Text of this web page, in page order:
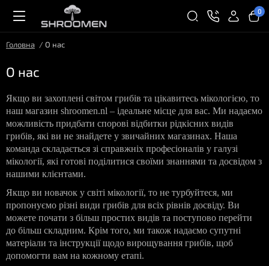
0
Головна О нас
О нас
Якщо ви захоплені світом грибів та цікавитесь мікологією, то
наш магазин shroomen.nl – ідеальне місце для вас. Ми надаємо
можливість придбати спорові відбитки рідкісних видів
грибів, які ви не знайдете у звичайних магазинах. Наша
команда складається зі справжніх професіоналів у галузі
мікології, які готові поділитися своїми знаннями та досвідом з
нашими клієнтами.
Якщо ви новачок у світі мікології, то не турбуйтеся, ми
пропонуємо різні види грибів для всіх рівнів досвіду. Ви
можете почати з більш простих видів та поступово перейти
до більш складним. Крім того, ми також надаємо супутні
матеріали та інструкції щодо вирощування грибів, щоб
допомогти вам на кожному етапі.